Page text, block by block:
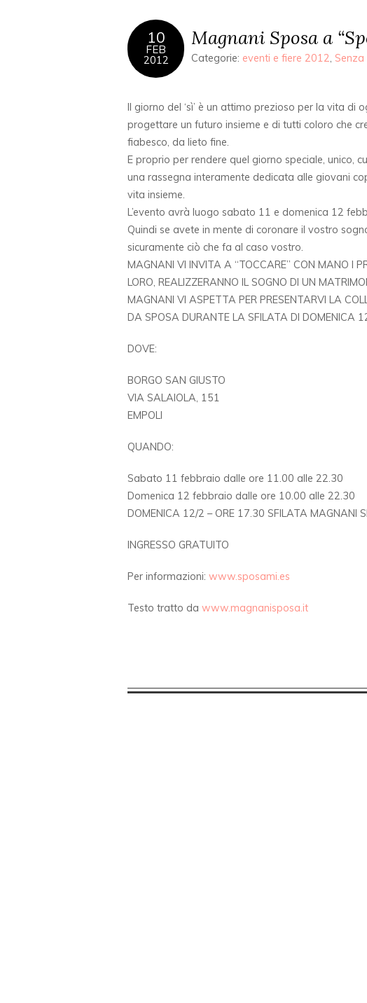
10
FEB
2012
Magnani Sposa a
Categorie: eventi e fiere 2012,
Il giorno del ‘sì’ è un attimo prezioso per la vita di
progettare un futuro insieme e di tutti coloro che
fiabesco, da lieto fine.
E proprio per rendere quel giorno speciale, unico,
una rassegna interamente dedicata alle giovani
vita insieme.
L’evento avrà luogo sabato 11 e domenica 12
Quindi se avete in mente di coronare il vostro
sicuramente ciò che fa al caso vostro.
MAGNANI VI INVITA A “TOCCARE” CON MANO I
LORO, REALIZZERANNO IL SOGNO DI UN
MAGNANI VI ASPETTA PER PRESENTARVI LA
DA SPOSA DURANTE LA SFILATA DI DOMENICA
DOVE:
BORGO SAN GIUSTO
VIA SALAIOLA, 151
EMPOLI
QUANDO:
Sabato 11 febbraio dalle ore 11.00 alle 22.30
Domenica 12 febbraio dalle ore 10.00 alle 22.30
DOMENICA 12/2 – ORE 17.30 SFILATA MAGNANI
INGRESSO GRATUITO
Per informazioni: www.sposami.es
Testo tratto da www.magnanisposa.it